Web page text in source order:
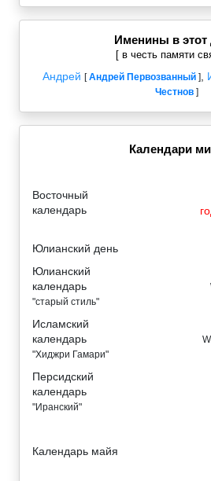
Именины в этот
[ в честь памяти
Андрей [Андрей Первозванный],
Честнов]
Календари
Восточный
календарь
Юлианский день
Юлианский
календарь
"старый стиль"
Исламский
календарь
"Хиджри Гамари"
Персидский
календарь
"Иранский"
Календарь майя